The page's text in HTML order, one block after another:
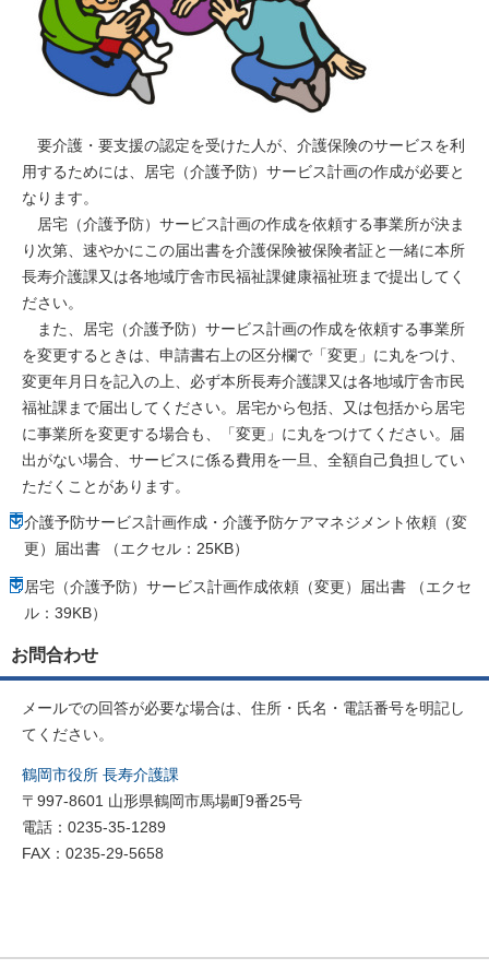
要介護・要支援の認定を受けた人が、介護保険のサービスを利
用するためには、居宅（介護予防）サービス計画の作成が必要と
なります。
居宅（介護予防）サービス計画の作成を依頼する事業所が決ま
り次第、速やかにこの届出書を介護保険被保険者証と一緒に本所
長寿介護課又は各地域庁舎市民福祉課健康福祉班まで提出してく
ださい。
また、居宅（介護予防）サービス計画の作成を依頼する事業所
を変更するときは、申請書右上の区分欄で「変更」に丸をつけ、
変更年月日を記入の上、必ず本所長寿介護課又は各地域庁舎市民
福祉課まで届出してください。居宅から包括、又は包括から居宅
に事業所を変更する場合も、「変更」に丸をつけてください。届
出がない場合、サービスに係る費用を一旦、全額自己負担してい
ただくことがあります。
介護予防サービス計画作成・介護予防ケアマネジメント依頼（変
更）届出書 （エクセル：25KB）
居宅（介護予防）サービス計画作成依頼（変更）届出書 （エクセ
ル：39KB）
お問合わせ
メールでの回答が必要な場合は、住所・氏名・電話番号を明記し
てください。
鶴岡市役所 長寿介護課
〒997-8601 山形県鶴岡市馬場町9番25号
電話：0235-35-1289
FAX：0235-29-5658